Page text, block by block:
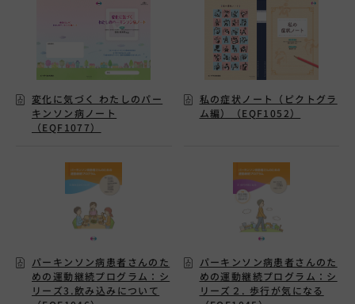
変化に気づく わたしのパー
キンソン病ノート
（EQF1077）
私の症状ノート（ピクトグラ
ム編）（EQF1052）
パーキンソン病患者さんのた
めの運動継続プログラム：シ
リーズ3.飲み込みについて
パーキンソン病患者さんのた
めの運動継続プログラム：シ
リーズ２. 歩行が気になる